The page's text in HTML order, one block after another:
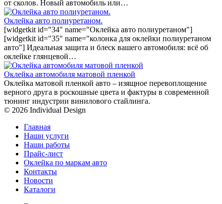
от сколов. Новый автомобиль или…
Оклейка авто полиуретаном.
[widgetkit id="34" name="Оклейка авто полиуретаном"]
[widgetkit id="35" name="колонка для оклейки полиуретаном
авто"] Идеальная защита и блеск вашего автомобиля: всё об
оклейке глянцевой…
Оклейка автомобиля матовой пленкой
Оклейка матовой пленкой авто – изящное перевоплощение
верного друга в роскошные цвета и фактуры в современной
тюнинг индустрии винилового стайлинга.
© 2026 Individual Design
Главная
Наши услуги
Наши работы
Прайс-лист
Оклейка по маркам авто
Контакты
Новости
Каталоги